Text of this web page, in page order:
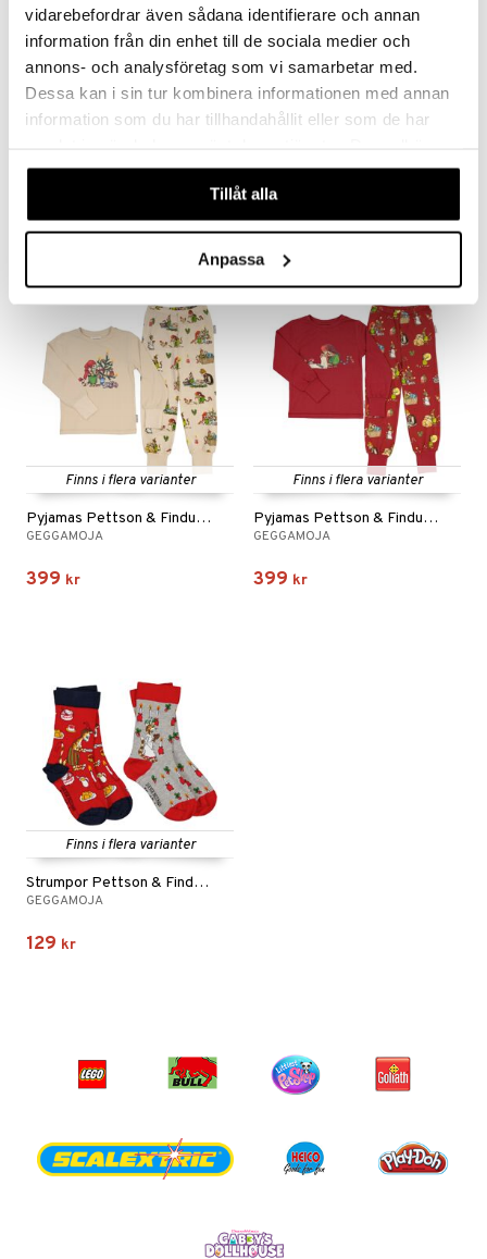
vidarebefordrar även sådana identifierare och annan
information från din enhet till de sociala medier och
annons- och analysföretag som vi samarbetar med.
Dessa kan i sin tur kombinera informationen med annan
information som du har tillhandahållit eller som de har
våra cookies vid fortsatt användande av vår webbplats.
Tillåt alla
Anpassa
Finns i flera varianter
GEGGAMOJA
479 kr
Finns i flera varianter
GEGGAMOJA
479 kr
Finns i flera varianter
Pyjamas Pettson & Findus Jul Beige
GEGGAMOJA
399 kr
Finns i flera varianter
Pyjamas Pettson & Findus Jul Röd
GEGGAMOJA
399 kr
Finns i flera varianter
Strumpor Pettson & Findus Jul 2-p
GEGGAMOJA
129 kr